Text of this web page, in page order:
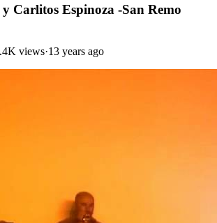
Carlitos Espinoza -San Remo
views·13 years ago